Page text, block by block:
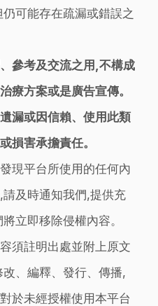
可能存在疏漏或錯誤之
參考及交流之用,不構成
療方案或是廣告宣傳。
漏或因信賴、使用此類
損害承擔責任。
現平台所使用的任何內
及時通知我們,提供充
立即移除侵權內容。
須註明出處並附上原文
、編釋、發行、傳播,
於未經授權使用本平台